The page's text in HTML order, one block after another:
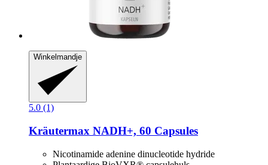
Winkelmandje
5.0 (1)
Kräutermax NADH+, 60 Capsules
Nicotinamide adenine dinucleotide hydride